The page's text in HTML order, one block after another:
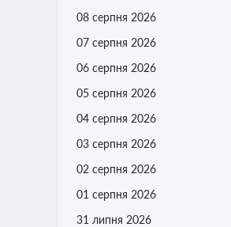
08 серпня 2026
07 серпня 2026
06 серпня 2026
05 серпня 2026
04 серпня 2026
03 серпня 2026
02 серпня 2026
01 серпня 2026
31 липня 2026